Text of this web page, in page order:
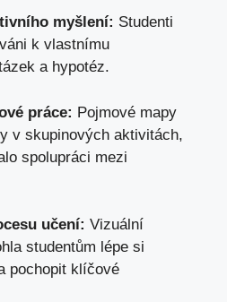
myšlení: Studenti
k vlastnímu
a hypotéz.
práce: Pojmové mapy
v skupinových aktivitách,
spolupráci mezi
učení: Vizuální
studentům lépe si
pochopit klíčové